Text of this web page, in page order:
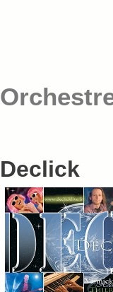
Declick